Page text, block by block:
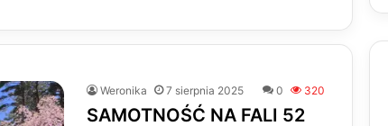
Weronika 7 sierpnia 2025 0 320
SAMOTNOŚĆ NA FALI 52